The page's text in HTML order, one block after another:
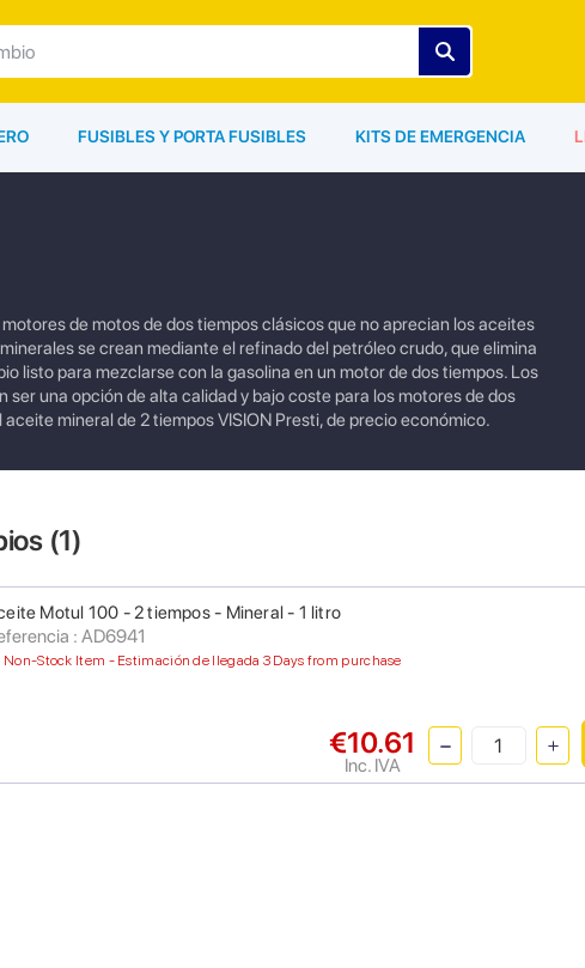
FUSIBLES Y PORTA FUSIBLES KITS DE EMERGENCIA
de motos de dos tiempos clásicos que no aprecian los aceites
se crean mediante el refinado del petróleo crudo, que elimina
listo para mezclarse con la gasolina en un motor de dos tiempos. Los
una opción de alta calidad y bajo coste para los motores de dos
mineral de 2 tiempos VISION Presti, de precio económico.
(1)
Motul 100 - 2 tiempos - Mineral - 1 litro
: AD6941
Non-Stock Item - Estimación de llegada 3 Days from purchase
€10.61
Inc. IVA